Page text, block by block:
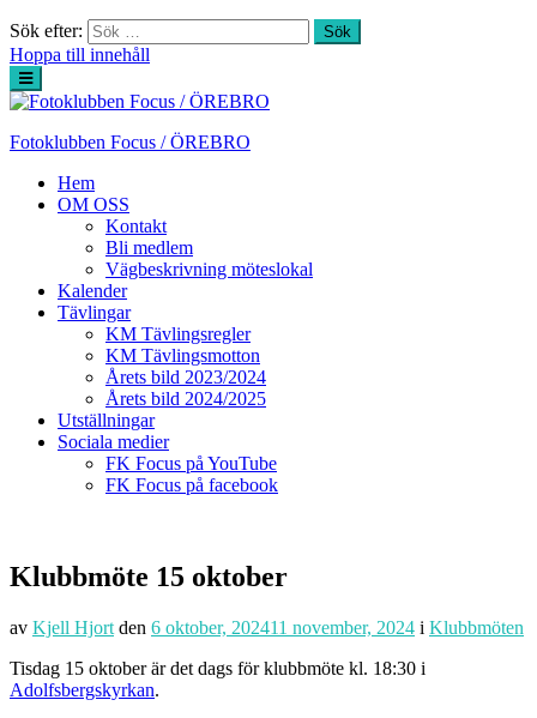
Sök efter:
Hoppa till innehåll
Fotoklubben Focus / ÖREBRO
Hem
OM OSS
Kontakt
Bli medlem
Vägbeskrivning möteslokal
Kalender
Tävlingar
KM Tävlingsregler
KM Tävlingsmotton
Årets bild 2023/2024
Årets bild 2024/2025
Utställningar
Sociala medier
FK Focus på YouTube
FK Focus på facebook
Klubbmöte 15 oktober
av Kjell Hjort den 6 oktober, 202411 november, 2024 i Klubbmöten
Tisdag 15 oktober är det dags för klubbmöte kl. 18:30 i
Adolfsbergskyrkan.